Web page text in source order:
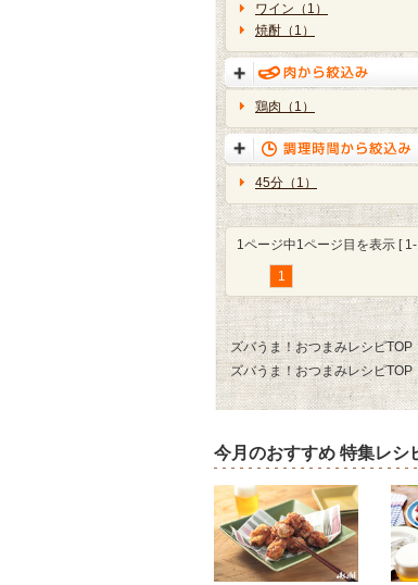
ワイン（1）
焼酎（1）
鶏肉（1）
45分（1）
1ページ中1ページ目を表示 [
1
ズバうま！おつまみレシピTOP
ズバうま！おつまみレシピTOP
今月のおすすめ 特集レシ